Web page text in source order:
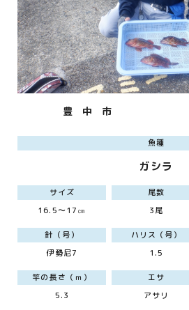
豊 中 市
魚種
ガシラ
サイズ
16.5～17㎝
尾数
3尾
針（号）
伊勢尼7
ハリス（号）
1.5
竿の長さ（ｍ）
5.3
エサ
アサリ